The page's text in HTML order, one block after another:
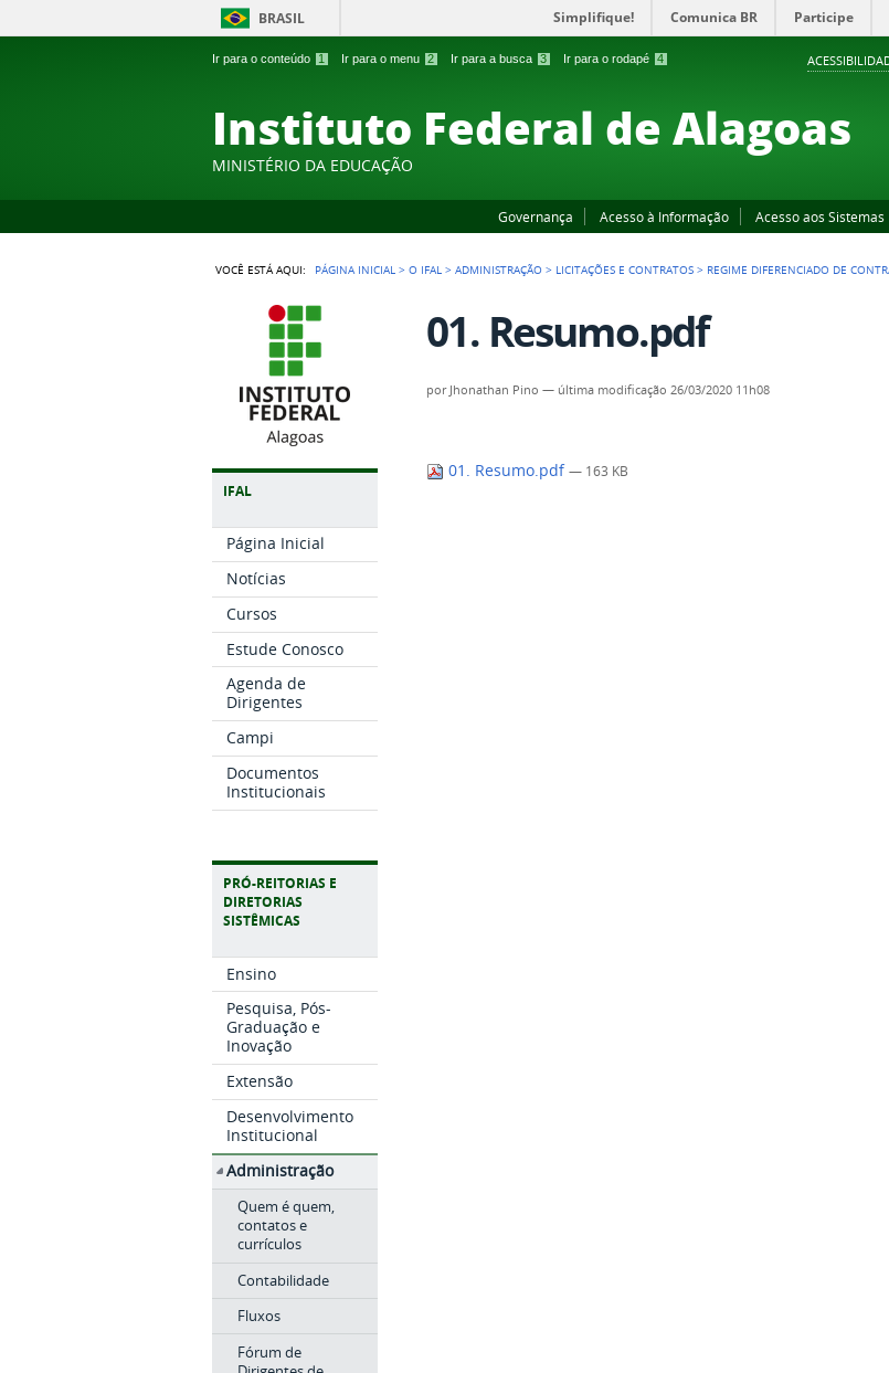
Ir para o conteúdo 1 Ir para o menu 2 Ir para a busca 3 Ir para o rodapé 4
BRASIL Simplifique! Comunica BR Participe
Instituto Federal de Alagoas
MINISTÉRIO DA EDUCAÇÃO
Governança Acesso à Informação Acesso aos Sistemas
VOCÊ ESTÁ AQUI: PÁGINA INICIAL >O IFAL >ADMINISTRAÇÃO > LICITAÇÕES E CONTRATOS > REGIME DIFERENCIADO DE
IFAL
Página Inicial
Notícias
Cursos
Estude Conosco
Agenda de
Dirigentes
Campi
Documentos
Institucionais
PRÓ-REITORIAS E
DIRETORIAS
SISTÊMICAS
Ensino
Pesquisa, Pós-
Graduação e
Inovação
Extensão
Desenvolvimento
Institucional
Administração
Quem é quem,
contatos e
currículos
Contabilidade
Fluxos
Fórum de
01. Resumo.pdf
por Jhonathan Pino — última modificação 26/03/2020 11h08
01. Resumo.pdf— 163 KB